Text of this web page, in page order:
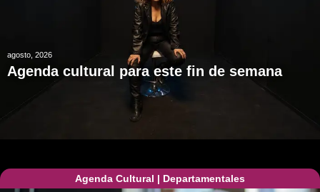
agosto, 2026
Agenda cultural para este fin de semana
Agenda Cultural | Departamentales